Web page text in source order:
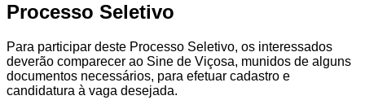
Processo Seletivo
Para participar deste Processo Seletivo, os interessados
deverão comparecer ao Sine de Viçosa, munidos de alguns
documentos necessários, para efetuar cadastro e
candidatura à vaga desejada.